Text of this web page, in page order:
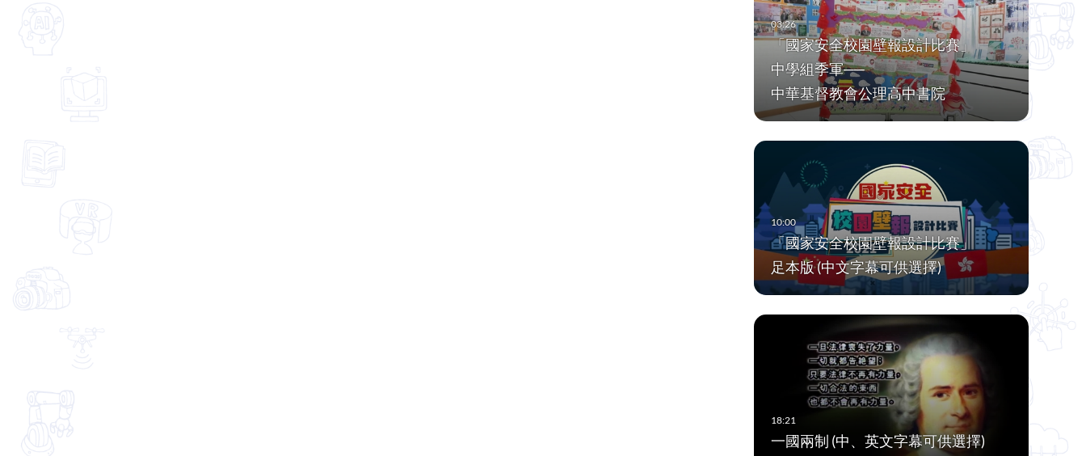
「國家安全校園壁報設計比賽」
中學組季軍──
中華基督教會公理高中書院
「國家安全校園壁報設計比賽」
足本版 (中文字幕可供選擇)
一國兩制 (中、英文字幕可供選擇)